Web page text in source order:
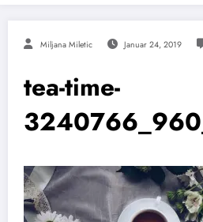
Miljana Miletic Januar 24, 2019
tea-time-